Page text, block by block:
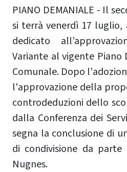
PIANO DEMANIALE - Il
si terrà venerdì 17 luglio,
dedicato
Variante al vigente
Comunale. Dopo
l'approvazione della
controdeduzioni dello
dalla Conferenza dei
segna la conclusione di
di condivisione da parte
Nugnes.